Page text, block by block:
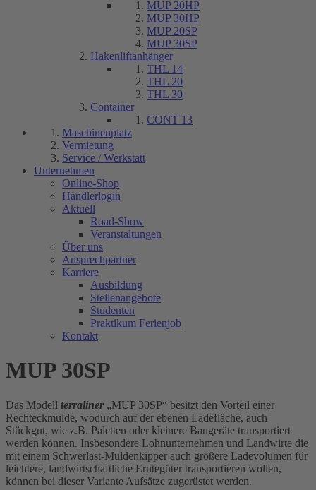
MUP 20HP
MUP 30HP
MUP 20SP
MUP 30SP
Hakenliftanhänger
THL 14
THL 20
THL 30
Container
CONT 13
Maschinenplatz
Vermietung
Service / Werkstatt
Unternehmen
Online-Shop
Händlerlogin
Aktuell
Road-Show
Veranstaltungen
Über uns
Ansprechpartner
Karriere
Ausbildung
Stellenangebote
Studenten
Praktikum Ferienjob
Kontakt
MUP 30SP
Das Modell terraliner „MUP 30SP“ besitzt den Vorteil einer
Rechteckmulde, wodurch auf der ebenen Ladefläche, auch
Stückgut, wie z.B. Paletten oder kleinere Baugeräte transportiert
werden können. Insbesondere Lohnunternehmen und Landwirte die
mit einem Schwerlast-Muldenkipper auch größere Ladevolumen für
leichtere, landwirtschaftliche Erntegüter transportieren wollen,
können bei dieser Variante Aufsätze zugerüstet werden.